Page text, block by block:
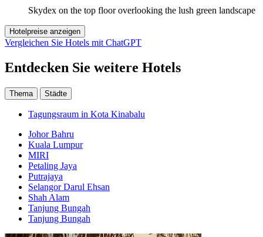
Skydex on the top floor overlooking the lush green landscape
Hotelpreise anzeigen
Vergleichen Sie Hotels mit ChatGPT
Entdecken Sie weitere Hotels
Thema Städte
Tagungsraum in Kota Kinabalu
Johor Bahru
Kuala Lumpur
MIRI
Petaling Jaya
Putrajaya
Selangor Darul Ehsan
Shah Alam
Tanjung Bungah
Tanjung Bungah